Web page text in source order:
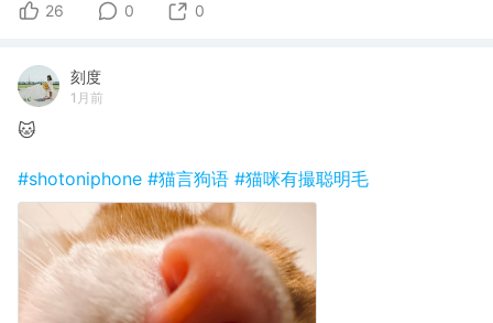
26 0 0
刻度
1月前
🐱
#shotoniphone #猫言狗语 #猫咪有撮聪明毛